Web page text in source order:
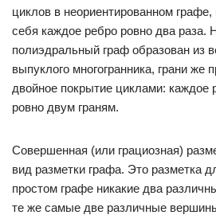
циклов в неориентированном
себя каждое ребро ровно два раза.
полиэдральный граф образован из
выпуклого многогранника, грани же
двойное покрытие циклами: каждое
ровно двум граням.
Совершенная (или грациозная)
вид разметки графа. Это разметка
простом графе никакие два
те же самые две различные